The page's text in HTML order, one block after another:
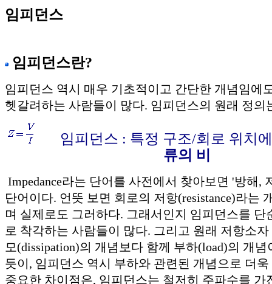
임피던스
임피던스란?
임피던스 역시 매우 기초적이고 간단한 개념임에
헷갈려하는 사람들이 많다. 임피던스의 원래 정의
임피던스 : 특정 구조/회로 위치
류의 비
Impedance라는 단어를 사전에서 찾아보면 '방해,
단어이다. 언뜻 보면 회로의 저항(resistance)라는
며 실제로도 그러하다. 그래서인지 임피던스를 단
로 착각하는 사람들이 많다. 그리고 원래 저항소
모(dissipation)의 개념보다 함께 부하(load)의 개
듯이, 임피던스 역시 부하와 관련된 개념으로 더
중요한 차이점은, 임피던스는 철저히 주파수를 가